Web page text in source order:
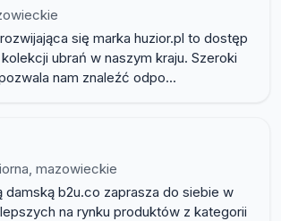
się marka huzior.pl to dostęp
ubrań w naszym kraju. Szeroki
nam znaleźć odpo...
mazowieckie
damską b2u.co zaprasza do siebie w
na rynku produktów z kategorii